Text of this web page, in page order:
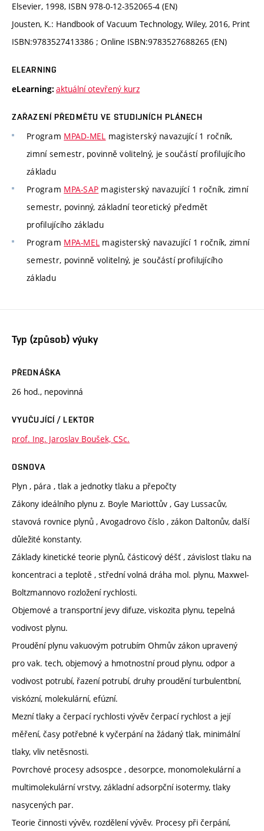
Elsevier, 1998, ISBN 978-0-12-352065-4 (EN)
Jousten, K.: Handbook of Vacuum Technology, Wiley, 2016, Print
ISBN:9783527413386 ; Online ISBN:9783527688265 (EN)
ELEARNING
eLearning: aktuální otevřený kurz
ZAŘAZENÍ PŘEDMĚTU VE STUDIJNÍCH PLÁNECH
Program MPAD-MEL magisterský navazující 1 ročník,
zimní semestr, povinně volitelný, je součástí profilujícího
základu
Program MPA-SAP magisterský navazující 1 ročník, zimní
semestr, povinný, základní teoretický předmět
profilujícího základu
Program MPA-MEL magisterský navazující 1 ročník, zimní
semestr, povinně volitelný, je součástí profilujícího
základu
Typ (způsob) výuky
PŘEDNÁŠKA
26 hod., nepovinná
VYUČUJÍCÍ / LEKTOR
prof. Ing. Jaroslav Boušek, CSc.
OSNOVA
Plyn , pára , tlak a jednotky tlaku a přepočty
Zákony ideálního plynu z. Boyle Mariottův , Gay Lussacův,
stavová rovnice plynů , Avogadrovo číslo , zákon Daltonův, další
důležité konstanty.
Základy kinetické teorie plynů, částicový déšť , závislost tlaku na
koncentraci a teplotě , střední volná dráha mol. plynu, Maxwel-
Boltzmannovo rozložení rychlosti.
Objemové a transportní jevy difuze, viskozita plynu, tepelná
vodivost plynu.
Proudění plynu vakuovým potrubím Ohmův zákon upravený
pro vak. tech, objemový a hmotnostní proud plynu, odpor a
vodivost potrubí, řazení potrubí, druhy proudění turbulentbní,
viskózní, molekulární, efúzní.
Mezní tlaky a čerpací rychlosti vývěv čerpací rychlost a její
měření, časy potřebné k vyčerpání na žádaný tlak, minimální
tlaky, vliv netěsnosti.
Povrchové procesy adsospce , desorpce, monomolekulární a
multimolekulární vrstvy, základní adsorpční isotermy, tlaky
nasycených par.
Teorie činnosti vývěv, rozdělení vývěv. Procesy při čerpání,